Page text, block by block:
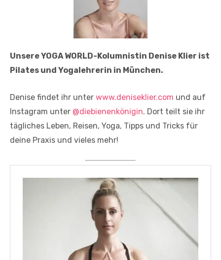
Unsere YOGA WORLD-Kolumnistin Denise Klier ist
Pilates und Yogalehrerin in München.
Denise findet ihr unter www.deniseklier.com und auf
Instagram unter @diebienenkönigin. Dort teilt sie ihr
tägliches Leben, Reisen, Yoga, Tipps und Tricks für
deine Praxis und vieles mehr!